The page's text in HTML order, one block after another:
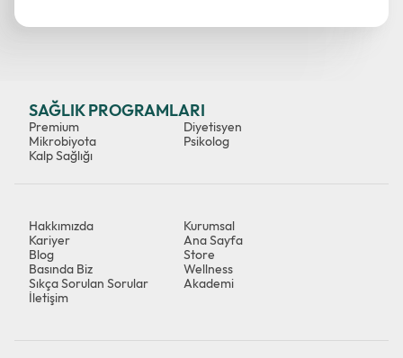
SAĞLIK PROGRAMLARI
Premium
Mikrobiyota
Kalp Sağlığı
Diyetisyen
Psikolog
Hakkımızda
Kurumsal
Kariyer
Ana Sayfa
Blog
Store
Basında Biz
Wellness
Sıkça Sorulan Sorular
Akademi
İletişim